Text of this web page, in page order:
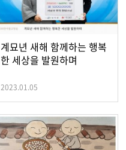
계묘년 새해 함께하는 행복
한 세상을 발원하며
2023.01.05